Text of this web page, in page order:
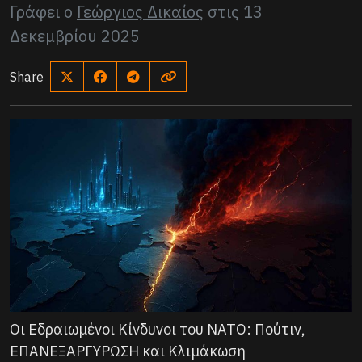
Γράφει ο Γεώργιος Δικαίος στις 13
Δεκεμβρίου 2025
Share
Οι Εδραιωμένοι Κίνδυνοι του ΝΑΤΟ: Πούτιν,
ΕΠΑΝΕΞΑΡΓΥΡΩΣΗ και Κλιμάκωση